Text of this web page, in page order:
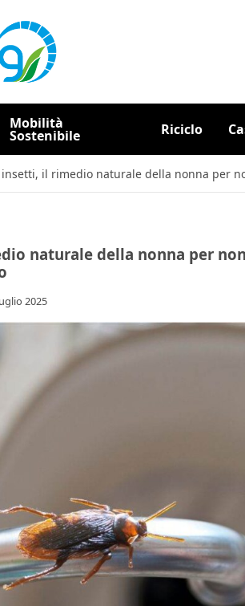
Mobilità
Sostenibile Riciclo
il rimedio naturale della nonna per
naturale della nonna per
2025